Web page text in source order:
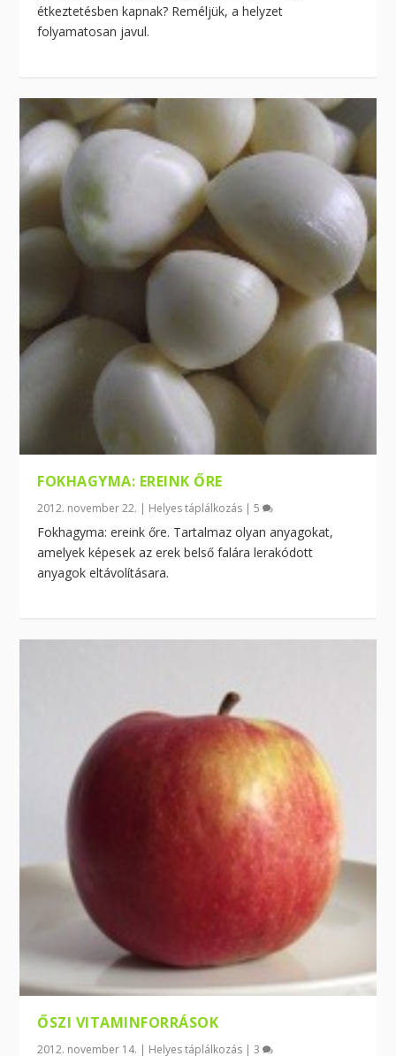
étkeztetésben kapnak? Reméljük, a helyzet
folyamatosan javul.
FOKHAGYMA: EREINK ŐRE
2012. november 22. | Helyes táplálkozás |5
Fokhagyma: ereink őre. Tartalmaz olyan anyagokat,
amelyek képesek az erek belső falára lerakódott
anyagok eltávolításara.
ŐSZI VITAMINFORRÁSOK
2012. november 14. | Helyes táplálkozás |3